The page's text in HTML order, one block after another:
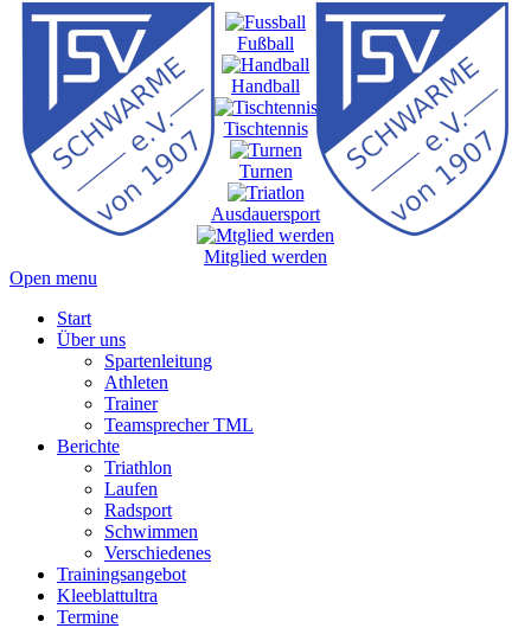
Fußball
Handball
Tischtennis
Turnen
Ausdauersport
Mitglied werden
Open menu
Start
Über uns
Spartenleitung
Athleten
Trainer
Teamsprecher TML
Berichte
Triathlon
Laufen
Radsport
Schwimmen
Verschiedenes
Trainingsangebot
Kleeblattultra
Termine